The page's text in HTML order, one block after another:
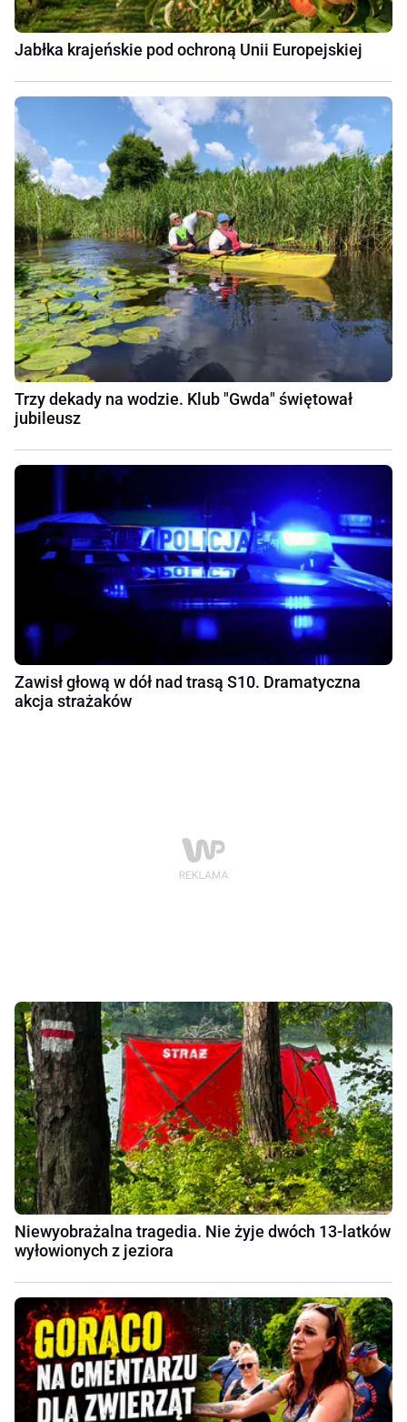
Jabłka krajeńskie pod ochroną Unii Europejskiej
Trzy dekady na wodzie. Klub "Gwda" świętował
jubileusz
Zawisł głową w dół nad trasą S10. Dramatyczna
akcja strażaków
Niewyobrażalna tragedia. Nie żyje dwóch 13-latków
wyłowionych z jeziora